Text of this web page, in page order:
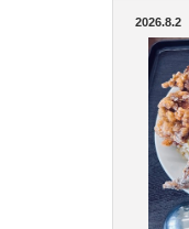
2026.8.2